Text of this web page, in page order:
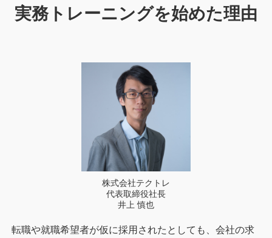
実務トレーニングを始めた理由
株式会社テクトレ
代表取締役社長
井上 慎也
転職や就職希望者が仮に採用されたとしても、会社の求